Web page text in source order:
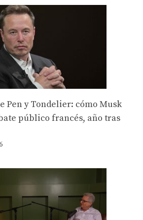
Pen y Tondelier: cómo Musk
público francés, año tras